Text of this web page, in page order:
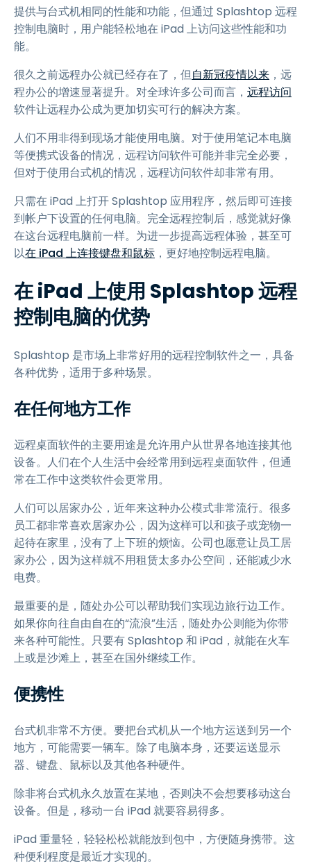
提供与台式机相同的性能和功能，但通过 Splashtop 远程
控制电脑时，用户能轻松地在 iPad 上访问这些性能和功
能。
很久之前远程办公就已经存在了，但自新冠疫情以来 ，远
程办公的增速显著提升。对全球许多公司而言， 远程访问
软件让远程办公成为更加切实可行的解决方案。
人们不用非得到现场才能使用电脑。对于使用笔记本电脑
等便携式设备的情况，远程访问软件可能并非完全必要，
但对于使用台式机的情况，远程访问软件却非常有用。
只需在 iPad 上打开 Splashtop 应用程序，然后即可连接
到帐户下设置的任何电脑。完全远程控制后，感觉就好像
在这台远程电脑前一样。为进一步提高远程体验，甚至可
以在 iPad 上连接键盘和鼠标 ，更好地控制远程电脑。
在 iPad 上使用 Splashtop 远程
控制电脑的优势
Splashtop 是市场上非常好用的远程控制软件之一，具备
各种优势，适用于多种场景。
在任何地方工作
远程桌面软件的主要用途是允许用户从世界各地连接其他
设备。人们在个人生活中会经常用到远程桌面软件，但通
常在工作中这类软件会更常用。
人们可以居家办公，近年来这种办公模式非常流行。很多
员工都非常喜欢居家办公，因为这样可以和孩子或宠物一
起待在家里，没有了上下班的烦恼。公司也愿意让员工居
家办公，因为这样就不用租赁太多办公空间，还能减少水
电费。
最重要的是，随处办公可以帮助我们实现边旅行边工作。
如果你向往自由自在的“流浪”生活，随处办公则能为你带
来各种可能性。只要有 Splashtop 和 iPad，就能在火车
上或是沙滩上，甚至在国外继续工作。
便携性
台式机非常不方便。要把台式机从一个地方运送到另一个
地方，可能需要一辆车。除了电脑本身，还要运送显示
器、键盘、鼠标以及其他各种硬件。
除非将台式机永久放置在某地，否则决不会想要移动这台
设备。但是，移动一台 iPad 就要容易得多。
iPad 重量轻，轻轻松松就能放到包中，方便随身携带。这
种便利程度是最近才实现的。